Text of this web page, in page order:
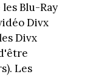
Blu-Ray
Divx
Divx
Les